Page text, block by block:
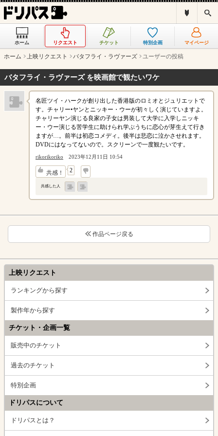
ス
ホーム リクエスト チケット 特別企画 マイページ
ホーム 上映リクエスト バタフライ・ラヴァーズ ユーザーの投稿
バタフライ・ラヴァーズ を映画館で観たいワケ
名匠ツイ・ハークが創り出した香港版のロミオとジュリエットで
す。チャリー•ヤンとニッキー・ウーが初々しく演じていますよ。
チャリーヤン演じる良家の子女は男装して大学に入学しニッキ
ー・ウー演じる苦学生に助けられ学ぶうちに恋心が芽生えて行き
ますが…。前半は初恋コメディ。後半は悲恋に泣かさせれます。
DVDにはなってないので。スクリーンで一度観たいです。
rikorikoriko 2023年12月11日 10:54
共感！ 2
↓
共感した人
作品ページ戻る
上映リクエスト
ランキングから探す
製作年から探す
チケット・企画一覧
販売中のチケット
過去のチケット
特別企画
ドリパスについて
ドリパスとは？